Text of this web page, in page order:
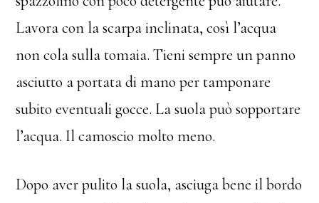
Lavora con la scarpa inclinata, così l’acqua
non cola sulla tomaia. Tieni sempre un panno
asciutto a portata di mano per tamponare
subito eventuali gocce. La suola può sopportare
l’acqua. Il camoscio molto meno.
Dopo aver pulito la suola, asciuga bene il bordo